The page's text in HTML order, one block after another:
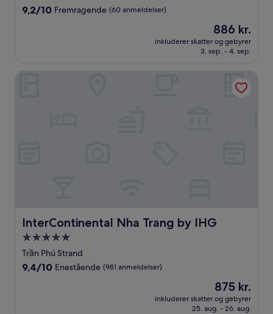
overnatningssted
9.2
anmeldelser)
9,2/10 Fremragende (60 anmeldelser)
Prisen
er
886 kr.
886 kr.
inkluderer skatter og gebyrer
3. sep. - 4. sep.
InterContinental Nha Trang by IHG
InterContinental Nha Trang by IHG
5.0-
stjernet
overnatningssted
Trần Phú Strand
9.4
9,4/10 Enestående (981 anmeldelser)
Prisen
er
875 kr.
875 kr.
inkluderer skatter og gebyrer
25. aug. - 26. aug.